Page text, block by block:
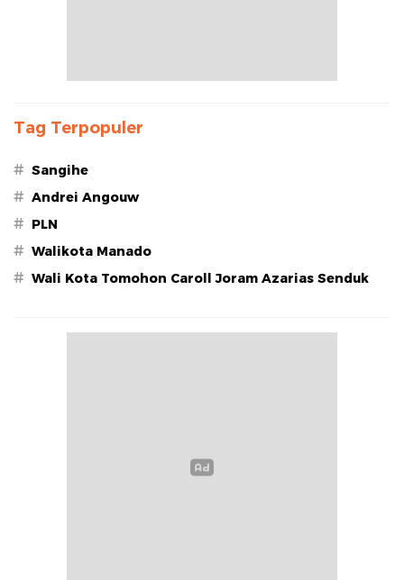
Tag Terpopuler
# Sangihe
# Andrei Angouw
# PLN
# Walikota Manado
# Wali Kota Tomohon Caroll Joram Azarias Senduk